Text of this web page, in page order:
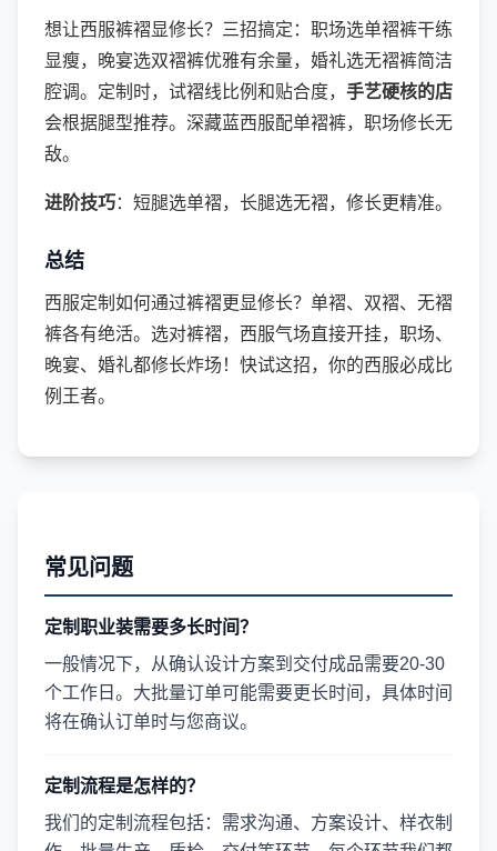
想让西服裤褶显修长？三招搞定：职场选单褶裤干练
显瘦，晚宴选双褶裤优雅有余量，婚礼选无褶裤简洁
腔调。定制时，试褶线比例和贴合度， 手艺硬核的店
会根据腿型推荐。深藏蓝西服配单褶裤，职场修长无
敌。
进阶技巧：短腿选单褶，长腿选无褶，修长更精准。
总结
西服定制如何通过裤褶更显修长？单褶、双褶、无褶
裤各有绝活。选对裤褶，西服气场直接开挂，职场、
晚宴、婚礼都修长炸场！快试这招，你的西服必成比
例王者。
常见问题
定制职业装需要多长时间？
一般情况下，从确认设计方案到交付成品需要20-30
个工作日。大批量订单可能需要更长时间，具体时间
将在确认订单时与您商议。
定制流程是怎样的？
我们的定制流程包括：需求沟通、方案设计、样衣制